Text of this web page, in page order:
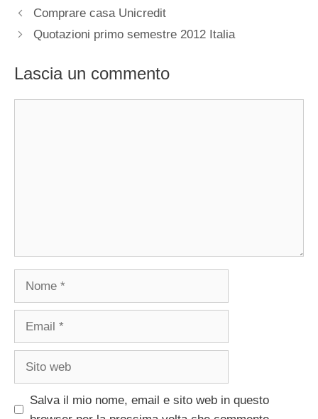
Comprare casa Unicredit
Quotazioni primo semestre 2012 Italia
Lascia un commento
Nome
Email
Sito
Salva il mio nome, email e sito web in questo